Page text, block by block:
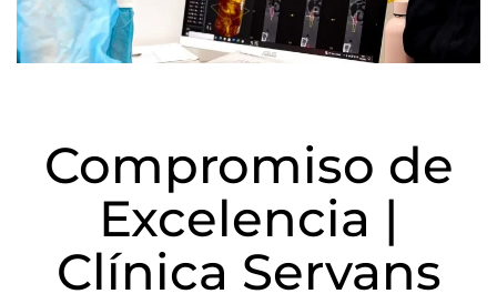
Compromiso de
Excelencia |
Clínica Servans